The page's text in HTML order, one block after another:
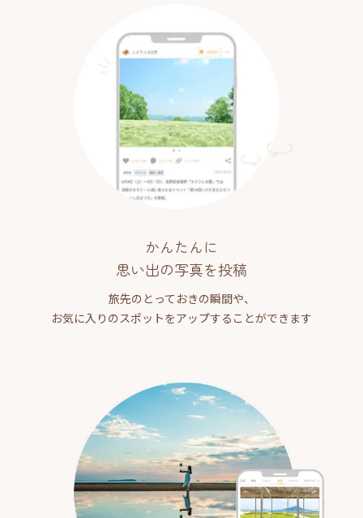
かんたんに
思い出の写真を投稿
旅先のとっておきの瞬間や、
お気に入りのスポットをアップすることができます